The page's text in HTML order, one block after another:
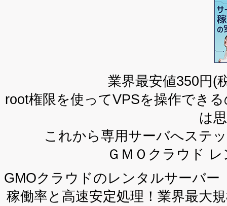
業界最安値350円(
root権限を使ってVPSを操作でき
は
これから専用サーバへステ
ＧＭＯクラウド
GMOクラウドのレンタルサーバー
稼働率と高速安定処理！業界最大